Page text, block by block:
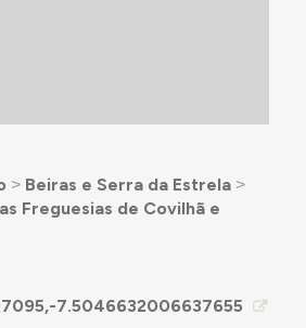
˃ Beiras e Serra da Estrela˃
Freguesias de Covilhã e
7.5046632006637655